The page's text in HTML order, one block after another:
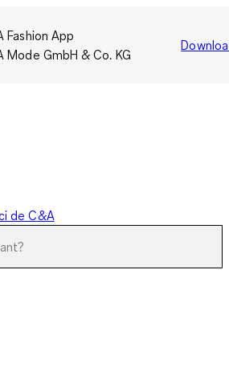
Fashion App
Mode GmbH & Co. KG
de C&A